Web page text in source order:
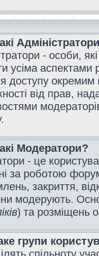
- особи,
усіма
доступу окремим
від прав,
Модератори?
- це
за роботою
закриття,
модерують.
) та розміщень
групи